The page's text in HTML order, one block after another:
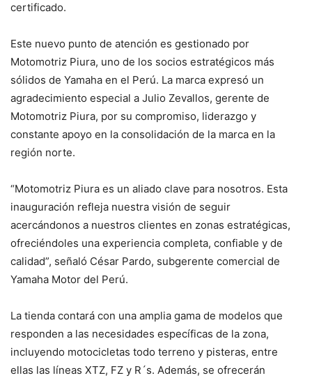
certificado.
Este nuevo punto de atención es gestionado por
Motomotriz Piura, uno de los socios estratégicos más
sólidos de Yamaha en el Perú. La marca expresó un
agradecimiento especial a Julio Zevallos, gerente de
Motomotriz Piura, por su compromiso, liderazgo y
constante apoyo en la consolidación de la marca en la
región norte.
“Motomotriz Piura es un aliado clave para nosotros. Esta
inauguración refleja nuestra visión de seguir
acercándonos a nuestros clientes en zonas estratégicas,
ofreciéndoles una experiencia completa, confiable y de
calidad”, señaló César Pardo, subgerente comercial de
Yamaha Motor del Perú.
La tienda contará con una amplia gama de modelos que
responden a las necesidades específicas de la zona,
incluyendo motocicletas todo terreno y pisteras, entre
ellas las líneas XTZ, FZ y R´s. Además, se ofrecerán